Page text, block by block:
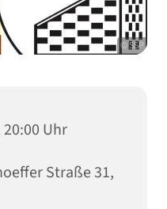
© SSP
Uhr
Straße 31,